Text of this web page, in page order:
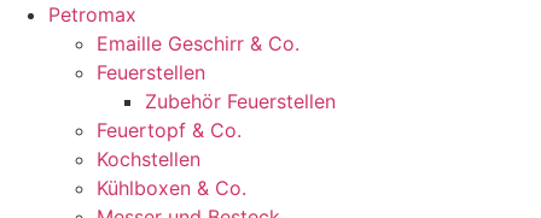
Petromax
Emaille Geschirr & Co.
Feuerstellen
Zubehör Feuerstellen
Feuertopf & Co.
Kochstellen
Kühlboxen & Co.